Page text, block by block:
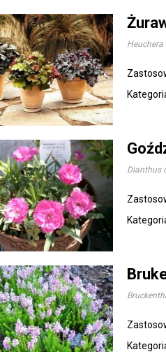
Heuchera
Dianthus